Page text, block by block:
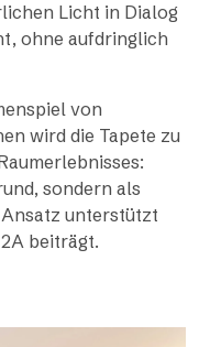
Licht in Dialog
ohne aufdringlich
von
wird die Tapete zu
sondern als
unterstützt
beiträgt.